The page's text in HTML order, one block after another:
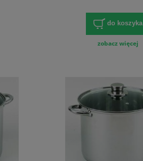
do koszyka
zobacz więcej